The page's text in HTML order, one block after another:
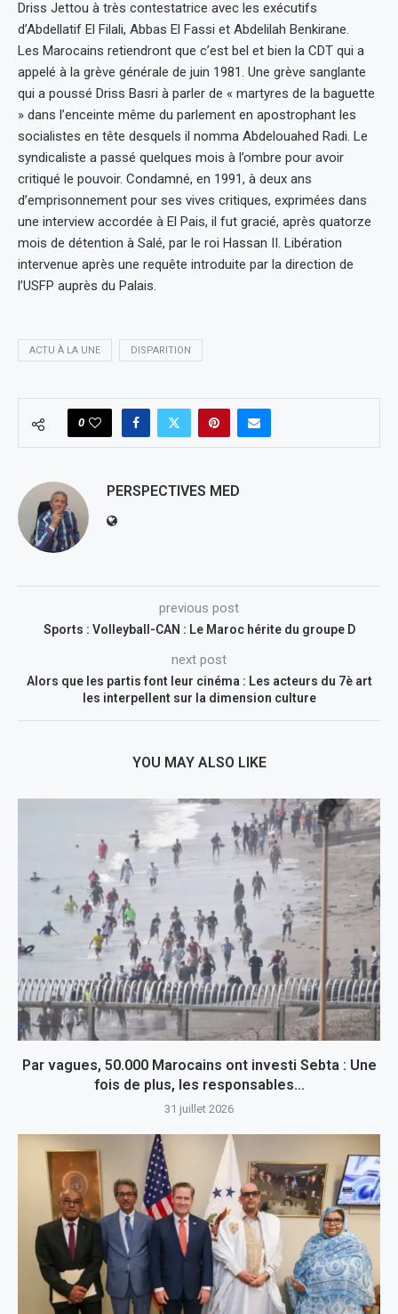
Driss Jettou à très contestatrice avec les exécutifs
d’Abdellatif El Filali, Abbas El Fassi et Abdelilah Benkirane.
Les Marocains retiendront que c’est bel et bien la CDT qui a
appelé à la grève générale de juin 1981. Une grève sanglante
qui a poussé Driss Basri à parler de « martyres de la baguette
» dans l’enceinte même du parlement en apostrophant les
socialistes en tête desquels il nomma Abdelouahed Radi. Le
syndicaliste a passé quelques mois à l’ombre pour avoir
critiqué le pouvoir. Condamné, en 1991, à deux ans
d’emprisonnement pour ses vives critiques, exprimées dans
une interview accordée à El Pais, il fut gracié, après quatorze
mois de détention à Salé, par le roi Hassan II. Libération
intervenue après une requête introduite par la direction de
l’USFP auprès du Palais.
ACTU À LA UNE DISPARITION
0
PERSPECTIVES MED
previous post
Sports : Volleyball-CAN : Le Maroc hérite du groupe D
next post
Alors que les partis font leur cinéma : Les acteurs du 7è art
les interpellent sur la dimension culture
YOU MAY ALSO LIKE
Par vagues, 50.000 Marocains ont investi Sebta : Une
fois de plus, les responsables...
31 juillet 2026